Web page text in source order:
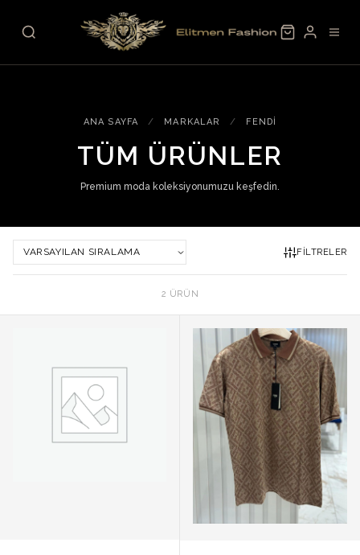
ANA SAYFA / MARKALAR / FENDI
TÜM ÜRÜNLER
Premium moda koleksiyonumuzu keşfedin.
2 ÜRÜN
FILTRELER